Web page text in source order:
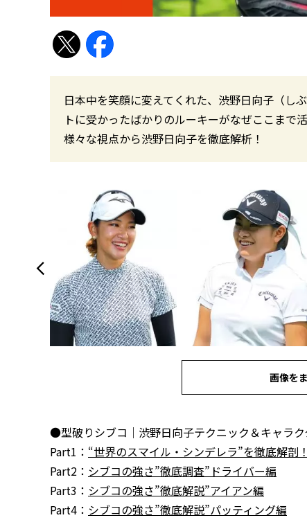
日本中を笑顔に変えてくれた、渋野日向子（し
トに受かったばかりのルーキーがなぜここまで
様々な視点から渋野日向子を徹底解析！
画像を
●型破りシブコ｜渋野日向子テクニック＆キャラク
Part1： “世界のスマイル・シンデレラ”を徹底解剖！
Part2： シブコの強さ”徹底調査”ドライバー編
Part3： シブコの強さ”徹底解説”アイアン編
Part4： シブコの強さ”徹底解説”パッティング編